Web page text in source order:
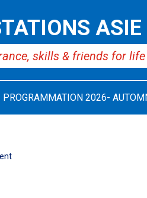
ASIE
skills & friends for life
PROGRAMMATION 2026-